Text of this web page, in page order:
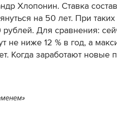
Хлопонин. Ставка
на 50 лет. При
рублей. Для сравнения:
не ниже 12 % в год, а
Когда заработают новые